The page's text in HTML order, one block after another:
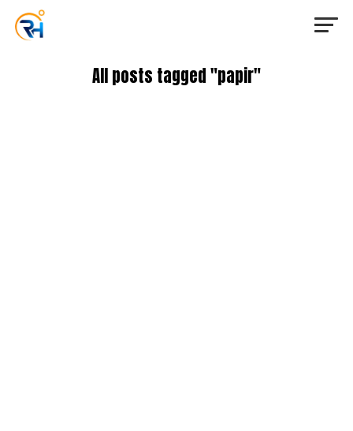
All posts tagged "papir"